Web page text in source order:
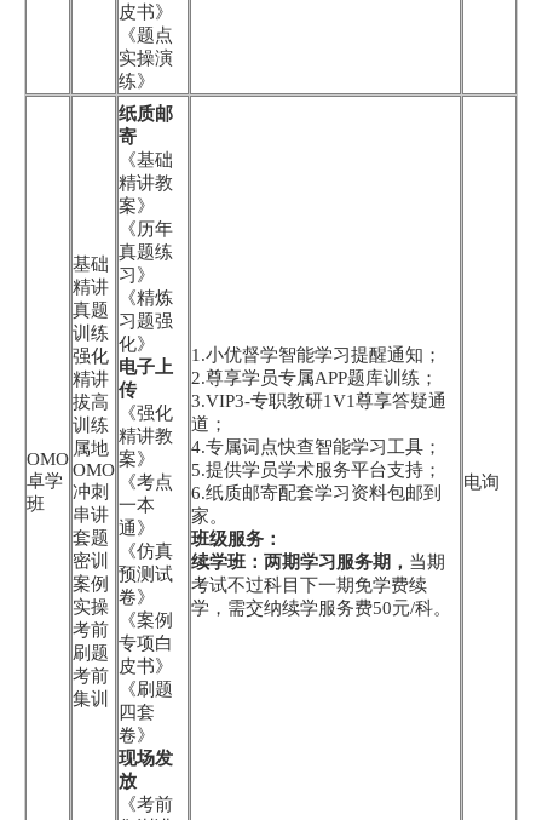
皮书》
《题点
实操演
练》
OMO
卓学
班
基础
精讲
真题
训练
强化
精讲
拔高
训练
属地
OMO
冲刺
串讲
套题
密训
案例
实操
考前
刷题
考前
集训
纸质邮
寄
《基础
精讲教
案》
《历年
真题练
习》
《精炼
习题强
化》
电子上
传
《强化
精讲教
案》
《考点
一本
通》
《仿真
预测试
卷》
《案例
专项白
皮书》
《刷题
四套
卷》
现场发
放
《考前
1.小优督学智能学习提醒通知；
2.尊享学员专属APP题库训练；
3.VIP3-专职教研1V1尊享答疑通
道；
4.专属词点快查智能学习工具；
5.提供学员学术服务平台支持；
6.纸质邮寄配套学习资料包邮到
家。
班级服务：
续学班：两期学习服务期， 当期
考试不过科目下一期免学费续
学，需交纳续学服务费50元/科。
电询